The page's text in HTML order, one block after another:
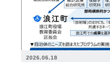
2026.06.18